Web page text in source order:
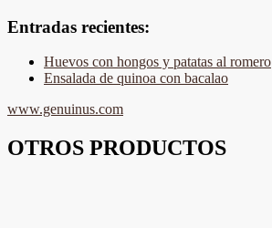
Entradas recientes:
Huevos con hongos y patatas al romero
Ensalada de quinoa con bacalao
www.genuinus.com
OTROS PRODUCTOS